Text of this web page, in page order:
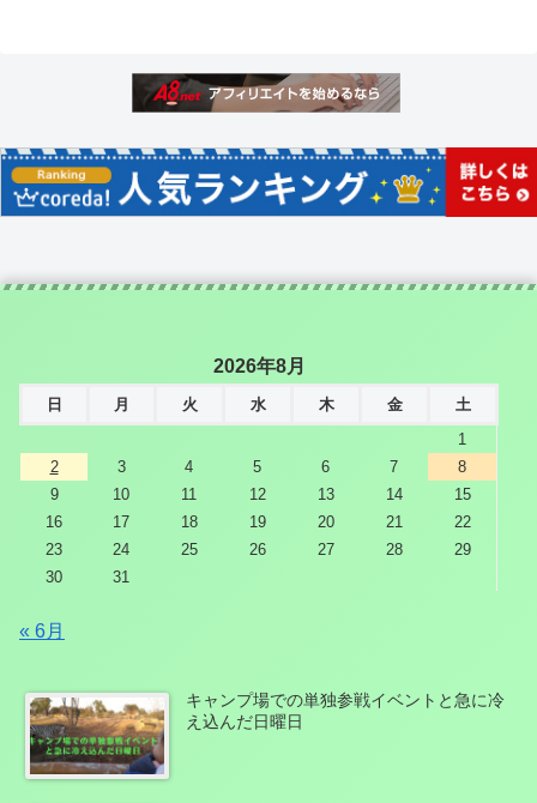
2026年8月
日 月 火 水 木 金
土
1
2
3 4 5 6 7
8
9
10 11 12 13 14
15
16
17 18 19 20 21
22
23
24 25 26 27 28
29
30
31
« 6月
キャンプ場での単独参戦イベントと急に冷
え込んだ日曜日